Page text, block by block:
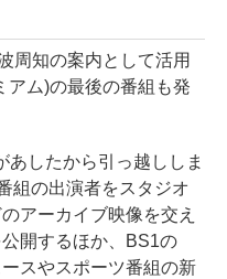
周知の案内として活用
アム)の最後の番組も発
あしたから引っ越ししま
組の出演者をスタジオ
アーカイブ映像を交え
開するほか、BS1の
スやスポーツ番組の新